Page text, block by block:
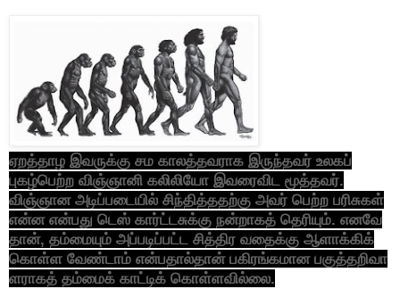
ஏறத்தாழ இவருக்கு சம காலத்தவராக இருந்தவர் உலகப்
புகழ்பெற்ற விஞ்ஞானி கலிலியோ இவரைவிட மூத்தவர்.
விஞ்ஞான அடிப்படையில் சிந்தித்ததற்கு அவர் பெற்ற பரிசுகள்
என்ன என்பது டெஸ் கார்ட்டசுக்கு நன்றாகத் தெரியும். எனவே
தான், தம்மையும் அப்படிப்பட்ட சித்திர வதைக்கு ஆளாக்கிக்
கொள்ள வேண்டாம் என்பதால்தான் பகிரங்கமான பகுத்தறிவா
ளராகத் தம்மைக் காட்டிக் கொள்ளவில்லை.